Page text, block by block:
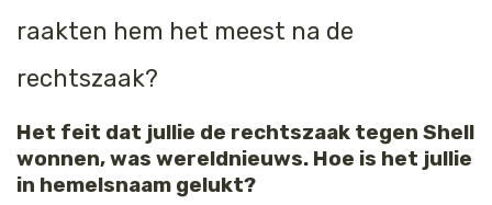
raakten hem het meest na de
rechtszaak?
Het feit dat jullie de rechtszaak tegen Shell
wonnen, was wereldnieuws. Hoe is het jullie
in hemelsnaam gelukt?